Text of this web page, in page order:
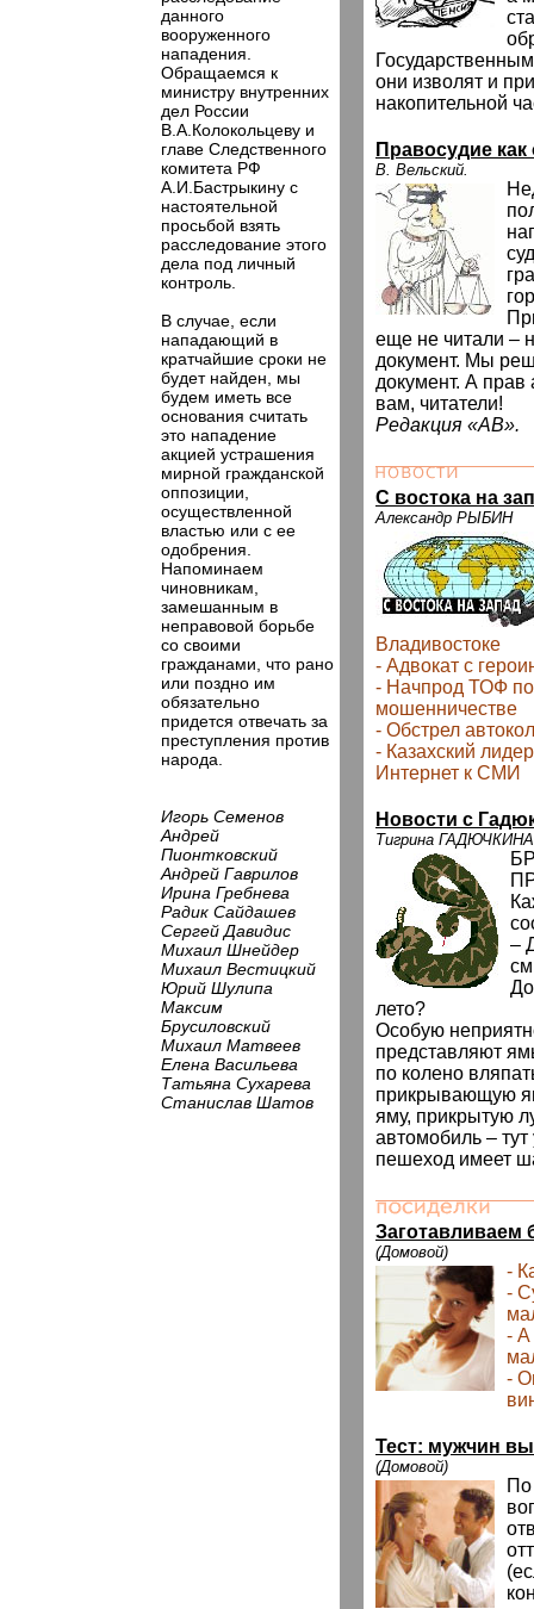
данного
вооруженного
нападения.
Обращаемся к
министру внутренних
дел России
В.А.Колокольцеву и
главе Следственного
комитета РФ
А.И.Бастрыкину с
настоятельной
просьбой взять
расследование этого
дела под личный
контроль.
В случае, если
нападающий в
кратчайшие сроки не
будет найден, мы
будем иметь все
основания считать
это нападение
акцией устрашения
мирной гражданской
оппозиции,
осуществленной
властью или с ее
одобрения.
Напоминаем
чиновникам,
замешанным в
неправовой борьбе
со своими
гражданами, что рано
или поздно им
обязательно
придется отвечать за
преступления против
народа.
Игорь Семенов
Андрей
Пионтковский
Андрей Гаврилов
Ирина Гребнева
Радик Сайдашев
Сергей Давидис
Михаил Шнейдер
Михаил Вестицкий
Юрий Шулипа
Максим
Брусиловский
Михаил Матвеев
Елена Васильева
Татьяна Сухарева
Станислав Шатов
они изволят и
накопительной
Правосудие как
В. Вельский.
еще не читали –
документ. Мы
документ. А прав
вам, читатели!
Редакция «АВ».
C востока на
Александр РЫБИН
Владивостоке
- Адвокат с
- Начпрод ТОФ
мошенничестве
- Обстрел
- Казахский
Интернет к СМИ
Новости с
Тигрина ГАДЮЧКИНА
–
лето?
Особую
представляют
по колено
прикрывающую
яму, прикрытую
автомобиль –
пешеход имеет
Заготавливаем
(Домовой)
-
-
- А
-
Тест: мужчин
(Домовой)